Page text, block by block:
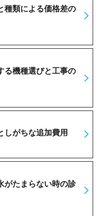
種類による価格差の
る機種選びと工事の
しがちな追加費用
がたまらない時の診